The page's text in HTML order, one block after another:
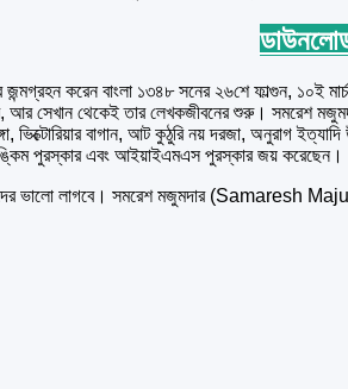
করেন বাংলা ১৩৪৮ সনের ২৬শে ফাল্গুন, ১০ই
আর সেখান থেকেই তার লেখকজীবনের শুরু। সমরেশ
ভিক্টোরিয়ার বাগান, আট কুঠুরি নয় দরজা, অনুরাগ
পুরস্কার এবং আইয়াইএমএস পুরস্কার জয় করেছেন।
ভালো লাগবে। সমরেশ মজুমদার (Samaresh